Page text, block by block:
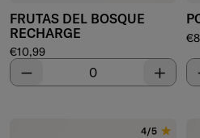
FRUTAS DEL BOSQUE
RECHARGE
Precio de venta
€10,99
Disminuir
4/5